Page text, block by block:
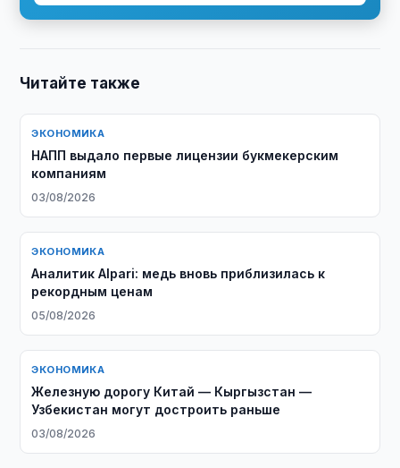
Читайте также
ЭКОНОМИКА
НАПП выдало первые лицензии букмекерским
компаниям
03/08/2026
ЭКОНОМИКА
Аналитик Alpari: медь вновь приблизилась к
рекордным ценам
05/08/2026
ЭКОНОМИКА
Железную дорогу Китай — Кыргызстан —
Узбекистан могут достроить раньше
03/08/2026